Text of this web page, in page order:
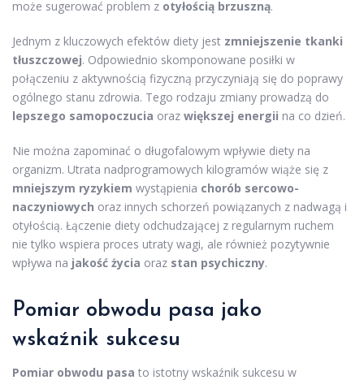
może sugerować problem z otyłością brzuszną.
Jednym z kluczowych efektów diety jest zmniejszenie tkanki
tłuszczowej. Odpowiednio skomponowane posiłki w
połączeniu z aktywnością fizyczną przyczyniają się do poprawy
ogólnego stanu zdrowia. Tego rodzaju zmiany prowadzą do
lepszego samopoczucia oraz większej energii na co dzień.
Nie można zapominać o długofalowym wpływie diety na
organizm. Utrata nadprogramowych kilogramów wiąże się z
mniejszym ryzykiem wystąpienia chorób sercowo-
naczyniowych oraz innych schorzeń powiązanych z nadwagą i
otyłością. Łączenie diety odchudzającej z regularnym ruchem
nie tylko wspiera proces utraty wagi, ale również pozytywnie
wpływa na jakość życia oraz stan psychiczny.
Pomiar obwodu pasa jako
wskaźnik sukcesu
Pomiar obwodu pasa to istotny wskaźnik sukcesu w